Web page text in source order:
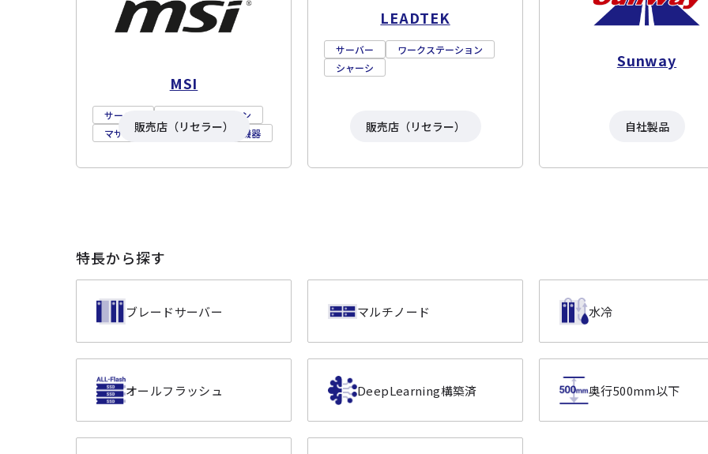
MSI
サーバー
ワークステーション
マザーボード
ネットワーク機器
販売店（リセラー）
LEADTEK
サーバー
ワークステーション
シャーシ
販売店（リセラー）
Sunway
自社製品
特長から探す
ブレードサーバー マルチノード 水冷
オールフラッシュ DeepLearning構築済 奥行500mm以下